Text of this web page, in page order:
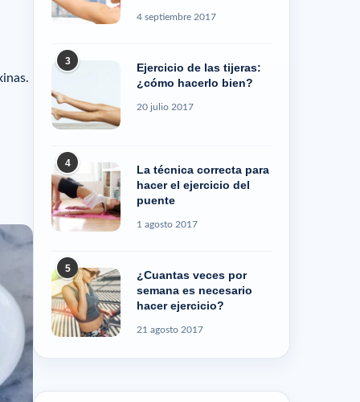
4 septiembre 2017
3
Ejercicio de las tijeras:
¿cómo hacerlo bien?
20 julio 2017
4
La técnica correcta para
hacer el ejercicio del
puente
1 agosto 2017
5
¿Cuantas veces por
semana es necesario
hacer ejercicio?
21 agosto 2017